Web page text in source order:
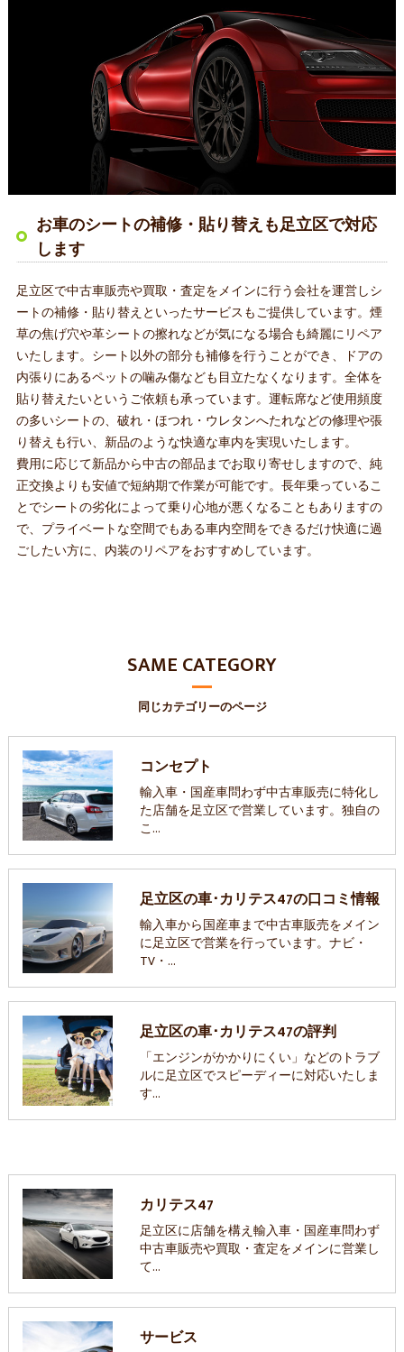
お車のシートの補修・貼り替えも足立区で対応
します
足立区で中古車販売や買取・査定をメインに行う会社を運営しシ
ートの補修・貼り替えといったサービスもご提供しています。煙
草の焦げ穴や革シートの擦れなどが気になる場合も綺麗にリペア
いたします。シート以外の部分も補修を行うことができ、ドアの
内張りにあるペットの噛み傷なども目立たなくなります。全体を
貼り替えたいというご依頼も承っています。運転席など使用頻度
の多いシートの、破れ・ほつれ・ウレタンへたれなどの修理や張
り替えも行い、新品のような快適な車内を実現いたします。
費用に応じて新品から中古の部品までお取り寄せしますので、純
正交換よりも安値で短納期で作業が可能です。長年乗っているこ
とでシートの劣化によって乗り心地が悪くなることもありますの
で、プライベートな空間でもある車内空間をできるだけ快適に過
ごしたい方に、内装のリペアをおすすめしています。
同じカテゴリーのページ
SAME CATEGORY
コンセプト
輸入車・国産車問わず中古車販売に特化し
た店舗を足立区で営業しています。独自の
こ…
足立区の車･カリテス47の口コミ情報
輸入車から国産車まで中古車販売をメイン
に足立区で営業を行っています。ナビ・
TV・…
足立区の車･カリテス47の評判
「エンジンがかかりにくい」などのトラブ
ルに足立区でスピーディーに対応いたしま
す…
カリテス47
足立区に店舗を構え輸入車・国産車問わず
中古車販売や買取・査定をメインに営業し
て…
サービス